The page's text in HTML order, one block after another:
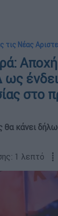
τις Νέας
στο
θα κάνει
1 λεπτό ┋